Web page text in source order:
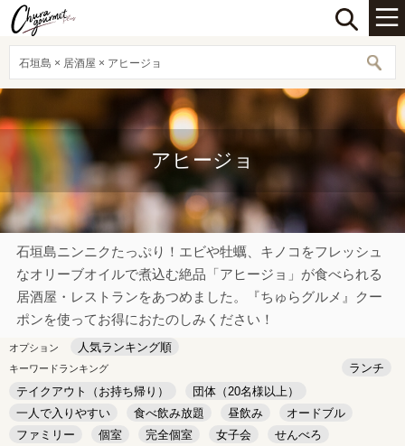
石垣島 × 居酒屋 × アヒージョ
アヒージョ
石垣島ニンニクたっぷり！エビや牡蠣、キノコをフレッシュ
なオリーブオイルで煮込む絶品「アヒージョ」が食べられる
居酒屋・レストランをあつめました。『ちゅらグルメ』クー
ポンを使ってお得におたのしみください！
オプション 人気ランキング順
キーワードランキング
ランチ
テイクアウト（お持ち帰り）
団体（20名様以上）
一人で入りやすい
食べ飲み放題 昼飲み
オードブル
ファミリー
個室 完全個室 女子会
せんべろ